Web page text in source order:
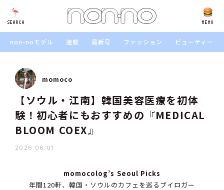
SEARCH MENU
SEARCH
non-noモデル 連載 最新号 ファッション ビューティー
momoco
【ソウル・江南】韓国美容医療を初体
験！初心者にもおすすめの『MEDICAL
BLOOM COEX』
2026.06.01
momocolog’s Seoul Picks
年間120軒、韓国・ソウルのカフェを巡るブイロガー